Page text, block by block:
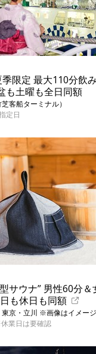
限定 最大110分飲
も土曜も全日同額
客船ターミナル）
定日
サウナ” 男性60分
も休日も同額
業日は要確認